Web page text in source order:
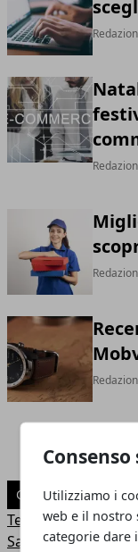
Utilizziamo i
web e il nostro
categorie dare
CATEGORIE
Tecnologia
Salute e Benessere